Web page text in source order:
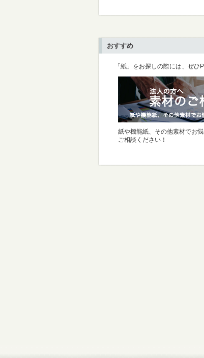
おすすめ
「紙」をお探しの際には、ぜひ
紙や機能紙、その他素材でお
ご相談ください！